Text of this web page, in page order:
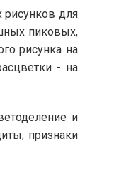
рисунков для
пиковых,
рисунка на
- на
и
признаки